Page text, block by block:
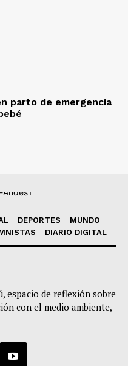
parto de emergencia
DEPORTES
MUNDO
DIARIO DIGITAL
espacio de reflexión sobre
con el medio ambiente,